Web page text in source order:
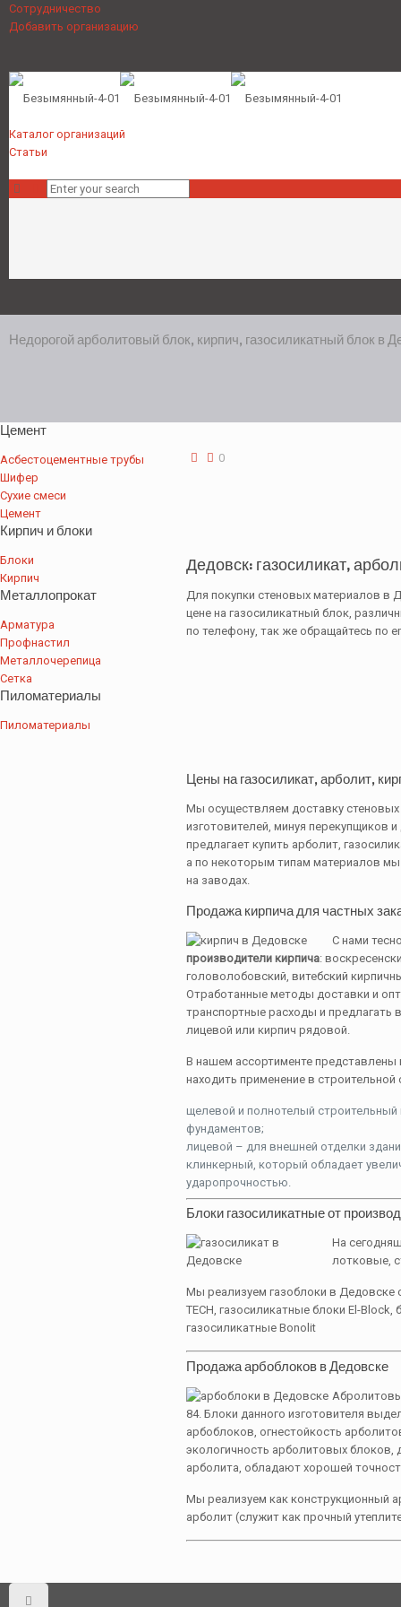
Сотрудничество
Добавить организацию
Каталог организаций
Статьи
Недорогой арболитовый блок, кирпич, газосиликатный блок в
0
Дедовск: газосиликат,
Для покупки стеновых материалов в
цене на газосиликатный блок,
по телефону, так же обращайтесь по
Цены на газосиликат, арболит,
Мы осуществляем доставку
изготовителей, минуя перекупщиков
предлагает купить арболит,
а по некоторым типам материалов
на заводах.
Продажа кирпича для частных
С нами
производители кирпича:
головолобовский, витебский
Отработанные методы доставки и
транспортные расходы и предлагать
лицевой или кирпич рядовой.
В нашем ассортименте представлены
находить применение в строительной
щелевой и полнотелый строительный
фундаментов;
лицевой – для внешней отделки
клинкерный, который обладает
ударопрочностью.
Блоки газосиликатные от
На
лотковые,
Мы реализуем газоблоки в Дедовске
TECH, газосиликатные блоки El-Block,
газосиликатные Bonolit
Продажа арбоблоков в Дедовске
84. Блоки данного изготовителя
арбоблоков, огнестойкость
экологичность арболитовых блоков,
арболита, обладают хорошей
Мы реализуем как конструкционный
арболит (служит как прочный
Цемент
Асбестоцементные трубы
Шифер
Сухие смеси
Цемент
Кирпич и блоки
Блоки
Кирпич
Металлопрокат
Арматура
Профнастил
Металлочерепица
Сетка
Пиломатериалы
Пиломатериалы